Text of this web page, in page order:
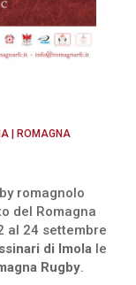
| ROMAGNA
romagnolo
del Romagna
al 24 settembre
di Imola le
Rugby.